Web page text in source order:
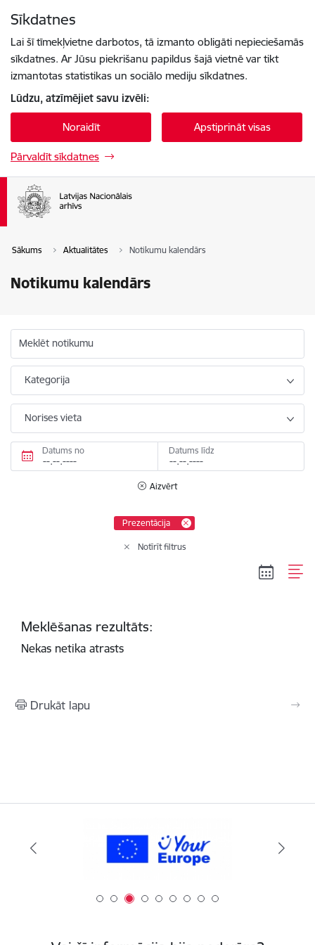
Sīkdatnes
Lai šī tīmekļvietne darbotos, tā izmanto obligāti nepieciešamās
sīkdatnes. Ar Jūsu piekrišanu papildus šajā vietnē var tikt
izmantotas statistikas un sociālo mediju sīkdatnes.
Lūdzu, atzīmējiet savu izvēli:
Noraidīt Apstiprināt visas
Pārvaldīt sīkdatnes
Sākums Aktualitātes Notikumu kalendārs
Notikumu kalendārs
Meklēt notikumu
Kategorija
Norises vieta
Datums no Datums līdz
Aizvērt
Prezentācija
Notīrīt filtrus
Meklēšanas rezultāts:
Nekas netika atrasts
Drukāt lapu